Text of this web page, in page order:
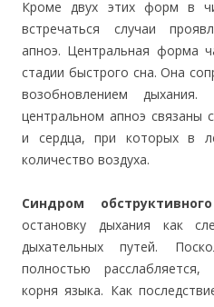
Кроме двух этих форм в
встречаться случаи
апноэ. Центральная форма
стадии быстрого сна. Она
возобновлением
центральном апноэ связаны
и сердца, при которых в
количество воздуха.
Синдром
остановку дыхания как
дыхательных путей.
полностью
корня языка. Как